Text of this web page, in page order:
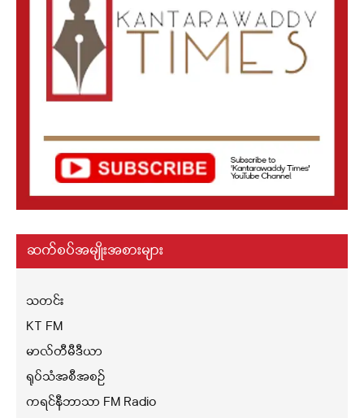
ဆက်စပ်အမျိုးအစားများ
သတင်း
KT FM
မာလ်တီမီဒီယာ
ရုပ်သံအစီအစဉ်
ကရင်နီဘာသာ FM Radio